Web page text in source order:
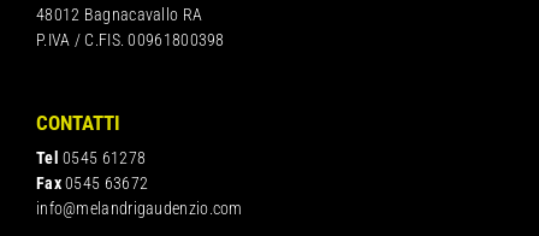
48012 Bagnacavallo RA
P.IVA / C.FIS. 00961800398
CONTATTI
Tel 0545 61278
Fax0545 63672
info@melandrigaudenzio.com